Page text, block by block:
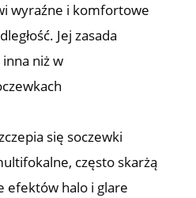
wyraźne i komfortowe
Jej zasada
inna niż w
się soczewki
często skarżą
efektów halo i glare